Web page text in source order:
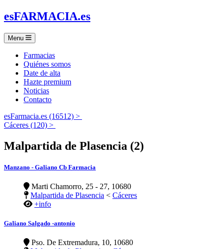
esFARMACIA.es
Menu
Farmacias
Quiénes somos
Date de alta
Hazte premium
Noticias
Contacto
esFarmacia.es (16512) >
Cáceres (120) >
Malpartida de Plasencia (2)
Manzano - Galiano Cb Farmacia
Marti Chamorro, 25 - 27, 10680
Malpartida de Plasencia < Cáceres
+info
Galiano Salgado -antonio
Pso. De Extremadura, 10, 10680